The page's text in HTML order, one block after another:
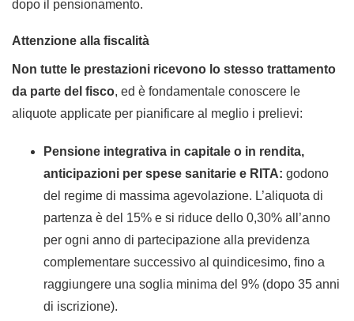
dopo il pensionamento.
Attenzione alla fiscalità
Non tutte le prestazioni ricevono lo stesso trattamento
da parte del fisco, ed è fondamentale conoscere le
aliquote applicate per pianificare al meglio i prelievi:
Pensione integrativa in capitale o in rendita,
anticipazioni per spese sanitarie e RITA: godono
del regime di massima agevolazione. L’aliquota di
partenza è del 15% e si riduce dello 0,30% all’anno
per ogni anno di partecipazione alla previdenza
complementare successivo al quindicesimo, fino a
raggiungere una soglia minima del 9% (dopo 35 anni
di iscrizione).